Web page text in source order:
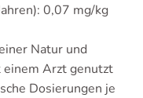
0,07 mg/kg
Natur und
einem Arzt genutzt
Dosierungen je